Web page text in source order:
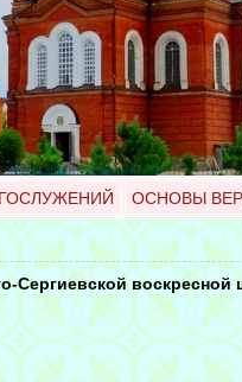
ОСНОВЫ
Сергиевской